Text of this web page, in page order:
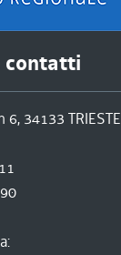
contatti
6, 34133 TRIESTE